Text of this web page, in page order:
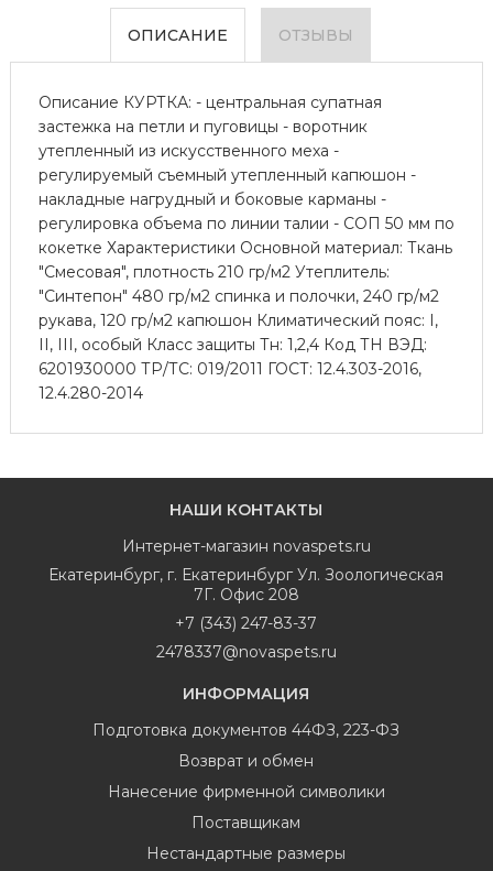
ОПИСАНИЕ ОТЗЫВЫ
Описание КУРТКА: - центральная супатная
застежка на петли и пуговицы - воротник
утепленный из искусственного меха -
регулируемый съемный утепленный капюшон -
накладные нагрудный и боковые карманы -
регулировка объема по линии талии - СОП 50 мм по
кокетке Характеристики Основной материал: Ткань
"Смесовая", плотность 210 гр/м2 Утеплитель:
"Синтепон" 480 гр/м2 спинка и полочки, 240 гр/м2
рукава, 120 гр/м2 капюшон Климатический пояс: I,
II, III, особый Класс защиты Тн: 1,2,4 Код ТН ВЭД:
6201930000 ТР/ТС: 019/2011 ГОСТ: 12.4.303-2016,
12.4.280-2014
НАШИ КОНТАКТЫ
Интернет-магазин novaspets.ru
Екатеринбург, г. Екатеринбург Ул. Зоологическая
7Г. Офис 208
+7 (343) 247-83-37
2478337@novaspets.ru
ИНФОРМАЦИЯ
Подготовка документов 44ФЗ, 223-ФЗ
Возврат и обмен
Нанесение фирменной символики
Поставщикам
Нестандартные размеры